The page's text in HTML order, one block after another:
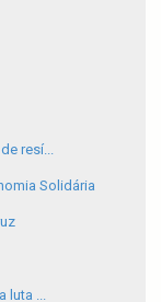
resí...
Solidária
...